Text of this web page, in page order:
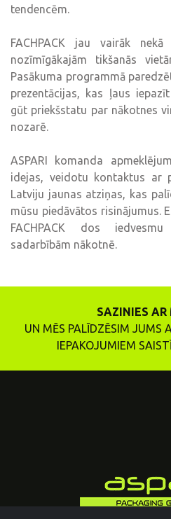
tendencēm.
FACHPACK jau vairāk
nozīmīgākajām tikšanās
Pasākuma programmā
prezentācijas, kas ļaus
gūt priekšstatu par nākotnes
nozarē.
ASPARI komanda
idejas, veidotu kontaktus ar
Latviju jaunas atziņas, kas
mūsu piedāvātos risinājumus.
FACHPACK dos
sadarbībām nākotnē.
SAZINIES
UN MĒS PALĪDZĒSIM JUMS
IEPAKOJUMIEM